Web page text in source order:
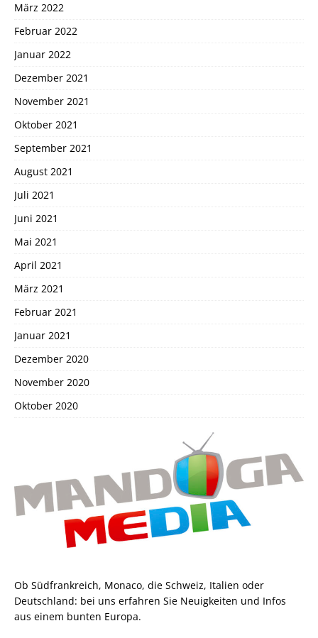
März 2022
Februar 2022
Januar 2022
Dezember 2021
November 2021
Oktober 2021
September 2021
August 2021
Juli 2021
Juni 2021
Mai 2021
April 2021
März 2021
Februar 2021
Januar 2021
Dezember 2020
November 2020
Oktober 2020
Ob Südfrankreich, Monaco, die Schweiz, Italien oder
Deutschland: bei uns erfahren Sie Neuigkeiten und Infos
aus einem bunten Europa.